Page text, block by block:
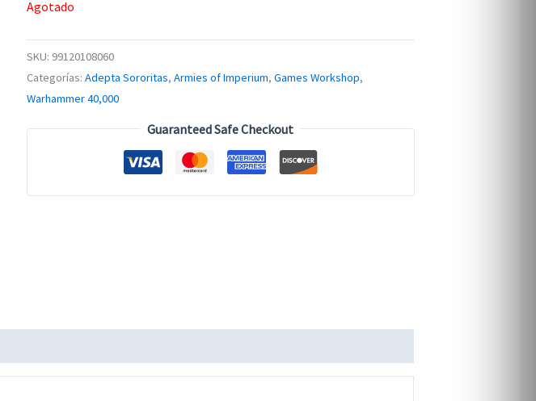
Agotado
SKU: 99120108060
Categorías: Adepta Sororitas, Armies of Imperium, Games Workshop,
Warhammer 40,000
Guaranteed Safe Checkout